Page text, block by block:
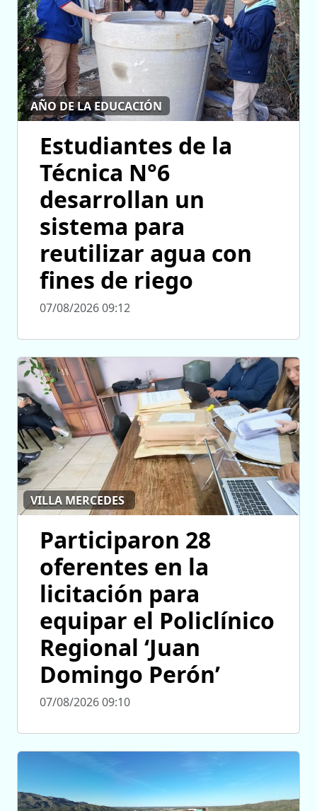
AÑO DE LA EDUCACIÓN
Estudiantes de la
Técnica N°6
desarrollan un
sistema para
reutilizar agua con
fines de riego
07/08/2026 09:12
VILLA MERCEDES
Participaron 28
oferentes en la
licitación para
equipar el Policlínico
Regional ‘Juan
Domingo Perón’
07/08/2026 09:10